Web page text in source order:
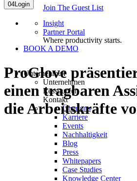
Join The Guest List
Where productivity starts.
Unternehmen
Unternehmen
Ressourcen
Kontakt
Über uns
Karriere
Events
Nachhaltigkeit
Blog
Press
Whitepapers
Case Studies
Knowledge Center
04Login
Insight
Partner Portal
BOOK A DEMO
ProGlove
einen tragbaren
die Arbeitskräfte